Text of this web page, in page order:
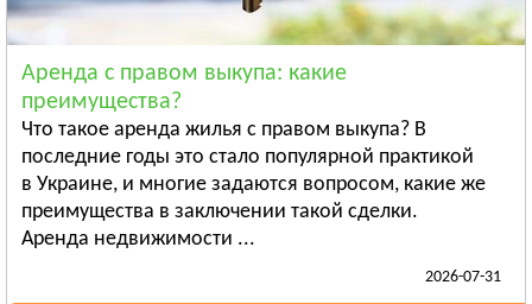
Ананьев
Арциз
Балта
ПОЛТАВСКАЯ ОБЛАСТЬ
Гадяч
Глобино
Аренда с правом выкупа: какие
преимущества?
Что такое аренда жилья с правом выкупа? В
последние годы это стало популярной практикой
в Украине, и многие задаются вопросом, какие же
преимущества в заключении такой сделки.
Аренда недвижимости ...
2026-07-31